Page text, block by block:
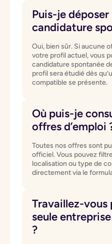
Puis-je déposer
candidature
Oui, bien sûr. Si aucune
votre profil actuel, vous
candidature spontanée
profil sera étudié dès
compatible se présente.
Où puis-je
offres d’emploi
Toutes nos offres sont
officiel. Vous pouvez
localisation ou type de
directement via le
Travaillez-vous
seule
?